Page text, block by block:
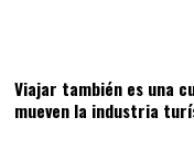
Viajar también es una
mueven la industria